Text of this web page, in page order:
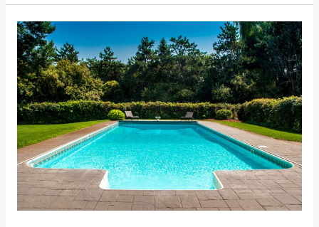
So
verwandelt
sich
der
Garten
in
ein
Luxus-
Refugium